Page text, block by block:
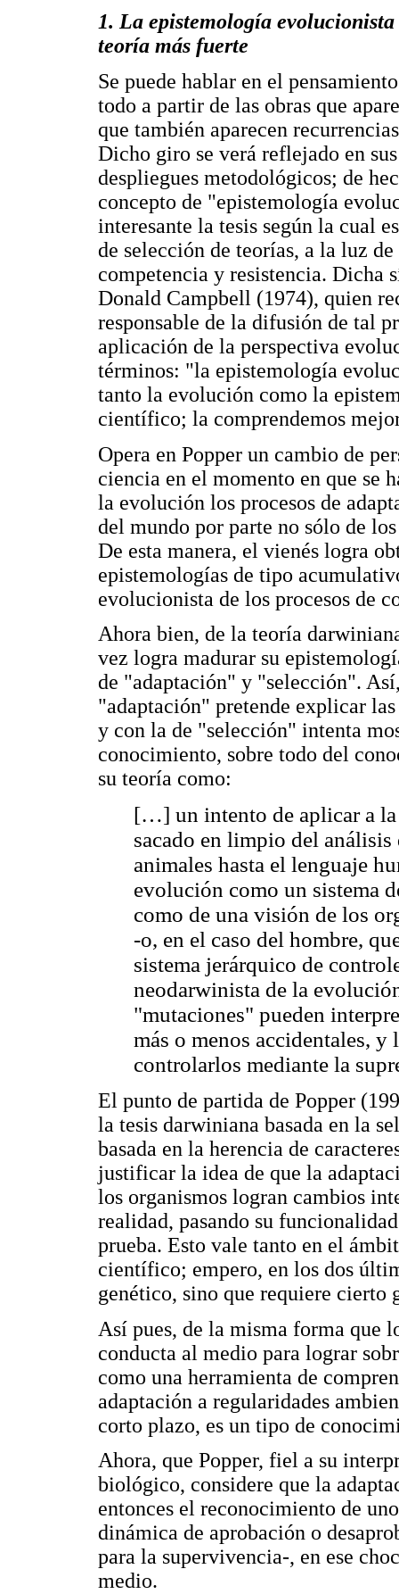
1. La epistemología
teoría más fuerte
Se puede hablar en el
todo a partir de las obras que
que también aparecen
Dicho giro se verá reflejado en
despliegues metodológicos; de
concepto de "epistemología
interesante la tesis según la cual
de selección de teorías, a la luz
competencia y resistencia. Dicha
Donald Campbell (1974), quien
responsable de la difusión de tal
aplicación de la perspectiva
términos: "la epistemología
tanto la evolución como la
científico; la comprendemos
Opera en Popper un cambio de
ciencia en el momento en que se
la evolución los procesos de
del mundo por parte no sólo de
De esta manera, el vienés logra
epistemologías de tipo
evolucionista de los procesos de
Ahora bien, de la teoría
vez logra madurar su
de "adaptación" y "selección".
"adaptación" pretende explicar
y con la de "selección" intenta
conocimiento, sobre todo del
su teoría como:
[…] un intento de aplicar a
sacado en limpio del
animales hasta el lenguaje
evolución como un sistema
como de una visión de los
-o, en el caso del hombre,
sistema jerárquico de
neodarwinista de la
"mutaciones" pueden
más o menos accidentales,
controlarlos mediante la
El punto de partida de Popper
la tesis darwiniana basada en la
basada en la herencia de
justificar la idea de que la
los organismos logran cambios
realidad, pasando su
prueba. Esto vale tanto en el
científico; empero, en los dos
genético, sino que requiere cierto
Así pues, de la misma forma que
conducta al medio para lograr
como una herramienta de
adaptación a regularidades
corto plazo, es un tipo de
Ahora, que Popper, fiel a su
biológico, considere que la
entonces el reconocimiento de
dinámica de aprobación o
para la supervivencia-, en ese
medio.